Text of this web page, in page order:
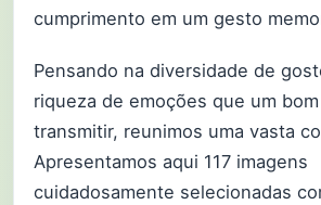
cumprimento em um gesto
Pensando na diversidade de
riqueza de emoções que um
transmitir, reunimos uma vasta
Apresentamos aqui 117 imagens
cuidadosamente selecionadas